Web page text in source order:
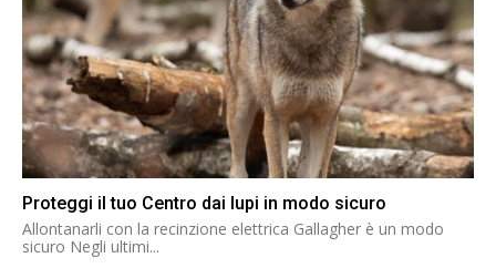
Proteggi il tuo Centro dai lupi in modo sicuro
Allontanarli con la recinzione elettrica Gallagher è un modo
sicuro Negli ultimi...